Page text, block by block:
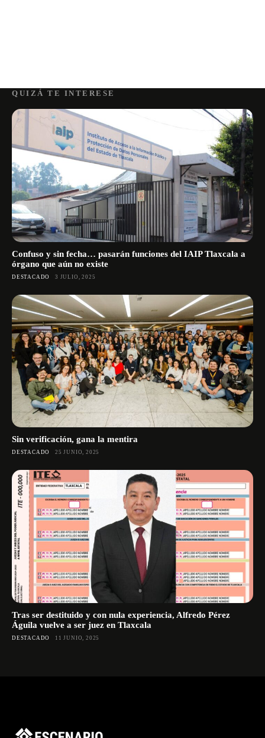
QUIZÁ TE INTERESE
Confuso y sin fecha… pasarán funciones del IAIP Tlaxcala a
órgano que aún no existe
DESTACADO 3 JULIO, 2025
Sin verificación, gana la mentira
DESTACADO 25 JUNIO, 2025
Tras ser destituido y con nula experiencia, Alfredo Pérez
Águila vuelve a ser juez en Tlaxcala
DESTACADO 11 JUNIO, 2025